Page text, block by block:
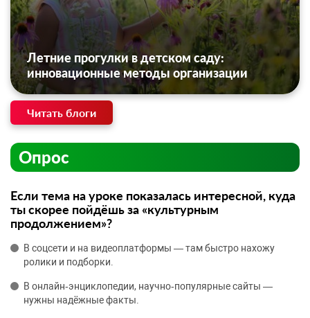
Летние прогулки в детском саду:
инновационные методы организации
Читать блоги
Опрос
Если тема на уроке показалась интересной, куда
ты скорее пойдёшь за «культурным
продолжением»?
В соцсети и на видеоплатформы — там быстро нахожу
ролики и подборки.
В онлайн‑энциклопедии, научно‑популярные сайты —
нужны надёжные факты.